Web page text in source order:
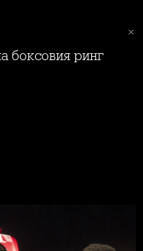
боксовия ринг